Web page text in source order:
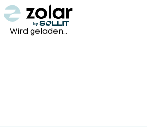
Wird geladen...